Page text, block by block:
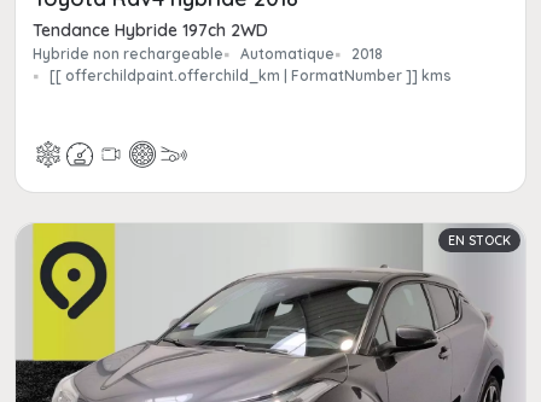
Tendance Hybride 197ch 2WD
Hybride non rechargeable Automatique
2018
[[ offerchildpaint.offerchild_km | FormatNumber ]] kms
EN STOCK